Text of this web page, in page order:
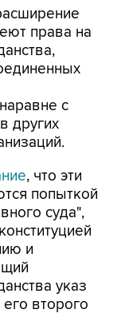
права на
с
других
, что эти
попыткой
суда",
и
указ
второго